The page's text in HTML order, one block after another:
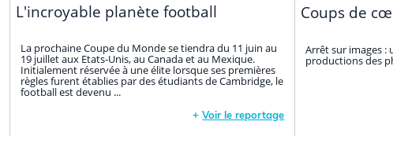
L'incroyable planète football
La prochaine Coupe du Monde se tiendra du 11 juin au
19 juillet aux Etats-Unis, au Canada et au Mexique.
Initialement réservée à une élite lorsque ses premières
règles furent établies par des étudiants de Cambridge, le
football est devenu ...
+Voir le reportage
Coups de
Arrêt sur images :
productions des